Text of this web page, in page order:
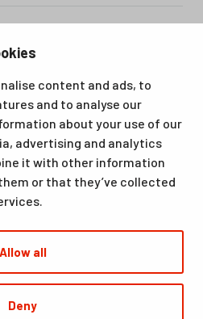
content and ads, to
and to analyse our
about your use of our
advertising and analytics
it with other information
or that they’ve collected
Allow all
Deny
offer a great venue for vacations
to indoor and outdoor sports
same location. Santasport is also
Training Center.